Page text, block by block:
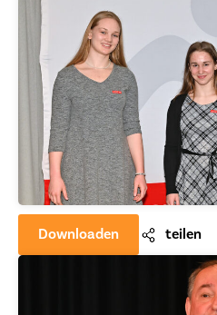
Downloaden teilen